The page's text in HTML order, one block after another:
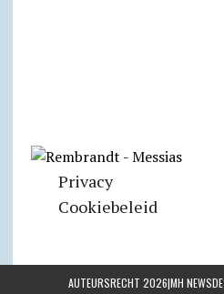
Privacy
Cookiebeleid
AUTEURSRECHT 2026|MH